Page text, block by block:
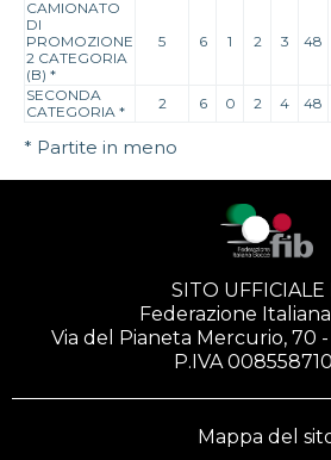
CAMIONATO
DI
PROMOZIONE
2 CATEGORIA
(B) *
5 6 1 2 3 48
SECONDA
CATEGORIA * 2 6 0 2 4 48
* Partite in meno
SITO UFFICIALE
Federazione
Via del Pianeta Mercurio, 70 -
P.IVA
Mappa del